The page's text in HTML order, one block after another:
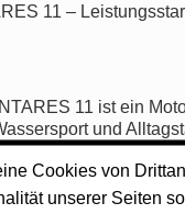
11 –
11 ist ein
und
Mit ihrem effizienten
bietet
Leistung und
Cookies von
unserer Seiten